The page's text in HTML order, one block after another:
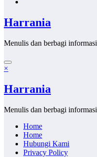
Harrania
Menulis dan berbagi informasi
×
Harrania
Menulis dan berbagi informasi
Home
Home
Hubungi Kami
Privacy Policy